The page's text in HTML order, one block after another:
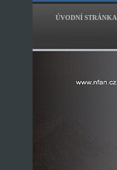
ÚVODNÍ STRÁNKA